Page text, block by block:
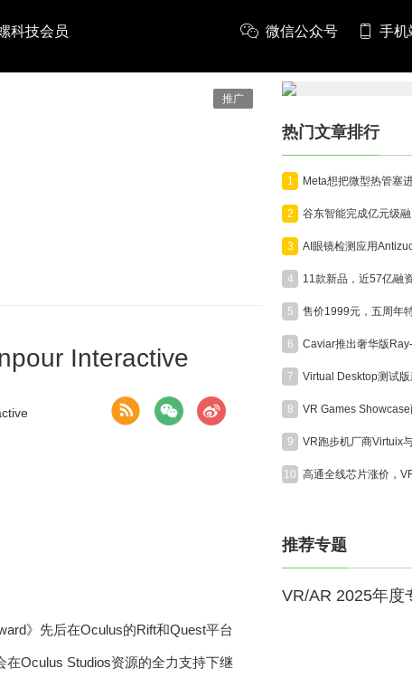
科技会员 微信公众号 手机
推广
Interactive
》先后在Oculus的Rift和Quest平台
在Oculus Studios资源的全力支持下继
热门文章排行
1
2
3
4
5
6
7
8
9
10
推荐专题
VR/AR 2025年度